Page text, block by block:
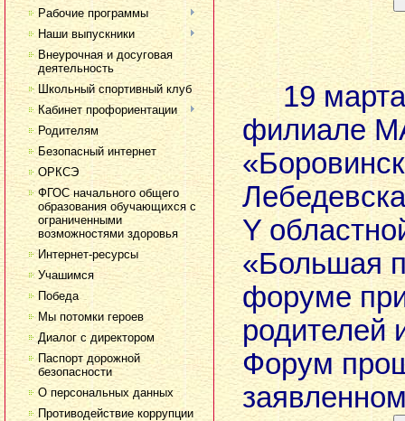
Рабочие программы
Наши выпускники
Внеурочная и досуговая
деятельность
Школьный спортивный клуб
Кабинет профориентации
Родителям
Безопасный интернет
ОРКСЭ
ФГОС начального общего
образования обучающихся с
ограниченными
возможностями здоровья
Интернет-ресурсы
Учашимся
Победа
Мы потомки героев
Диалог с директором
Паспорт дорожной
безопасности
О персональных данных
Противодействие коррупции
19 марта
филиале
Y
«Большая
форуме
родителей
Форум